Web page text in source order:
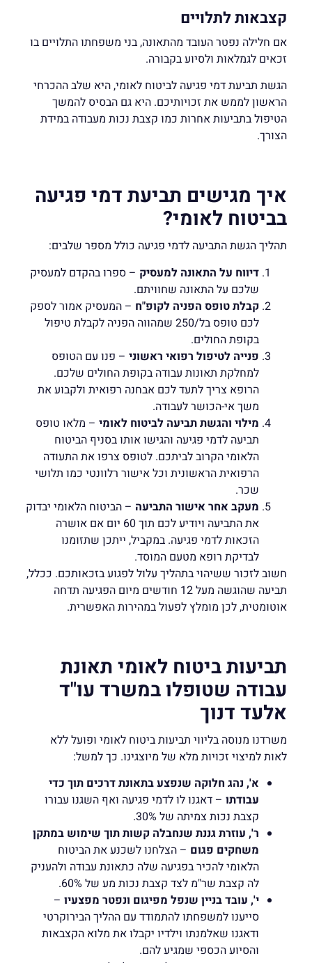
קצבאות לתלויים
אם חלילה נפטר העובד מהתאונה, בני משפחתו התלויים בו
זכאים לגמלאות ולסיוע בקבורה.
הגשת תביעת דמי פגיעה לביטוח לאומי, היא שלב ההכרחי
הראשון לממש את זכויותיכם. היא גם הבסיס להמשך
הטיפול בתביעות אחרות כמו קצבת נכות מעבודה במידת
הצורך.
איך מגישים תביעת דמי פגיעה
בביטוח לאומי?
תהליך הגשת התביעה לדמי פגיעה כולל מספר שלבים:
דיווח על התאונה למעסיק – ספרו בהקדם למעסיק
שלכם על התאונה שחוויתם.
קבלת טופס הפניה לקופ"ח – המעסיק אמור לספק
לכם טופס בל/250 שמהווה הפניה לקבלת טיפול
בקופת החולים.
פנייה לטיפול רפואי ראשוני– פנו עם הטופס
למחלקת תאונות עבודה בקופת החולים שלכם.
הרופא צריך לתעד לכם אבחנה רפואית ולקבוע את
משך אי-הכושר לעבודה.
מילוי והגשת תביעה לביטוח לאומי– מלאו טופס
תביעה לדמי פגיעה והגישו אותו בסניף הביטוח
הלאומי הקרוב לביתכם. לטופס צרפו את התעודה
הרפואית הראשונית וכל אישור רלוונטי כמו תלושי
שכר.
מעקב אחר אישור התביעה – הביטוח הלאומי יבדוק
את התביעה ויודיע לכם תוך 60 יום אם אושרה
הזכאות לדמי פגיעה. במקביל, ייתכן שתזומנו
לבדיקת רופא מטעם המוסד.
חשוב לזכור ששיהוי בתהליך עלול לפגוע בזכאותכם. ככלל,
תביעה שהוגשה מעל 12 חודשים מיום הפגיעה תדחה
אוטומטית, לכן מומלץ לפעול במהירות האפשרית.
תביעות ביטוח לאומי תאונת
עבודה שטופלו במשרד עו"ד
אלעד דנוך
משרדנו מנוסה בליווי תביעות ביטוח לאומי ופועל ללא
לאות למיצוי זכויות מלא של מיוצגינו. כך למשל:
א', נהג חלוקה שנפצע בתאונת דרכים תוך כדי
עבודתו– דאגנו לו לדמי פגיעה ואף השגנו עבורו
קצבת נכות צמיתה של 30%.
ר', עוזרת גננת שנחבלה קשות תוך שימוש במתקן
משחקים פגום – הצלחנו לשכנע את הביטוח
הלאומי להכיר בפגיעה שלה כתאונת עבודה ולהעניק
לה קצבת שר"מ לצד קצבת נכות מע של 60%.
י', עובד בניין שנפל מפיגום ונפטר מפצעיו–
סייענו למשפחתו להתמודד עם ההליך הבירוקרטי
ודאגנו שאלמנתו וילדיו יקבלו את מלוא הקצבאות
והסיוע הכספי שמגיע להם.